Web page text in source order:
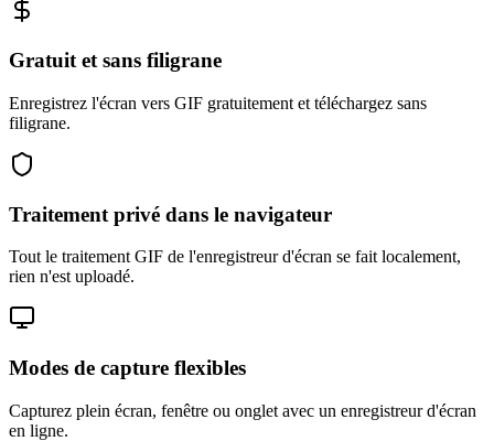
Gratuit et sans filigrane
Enregistrez l'écran vers GIF gratuitement et téléchargez sans
filigrane.
Traitement privé dans le navigateur
Tout le traitement GIF de l'enregistreur d'écran se fait localement,
rien n'est uploadé.
Modes de capture flexibles
Capturez plein écran, fenêtre ou onglet avec un enregistreur d'écran
en ligne.